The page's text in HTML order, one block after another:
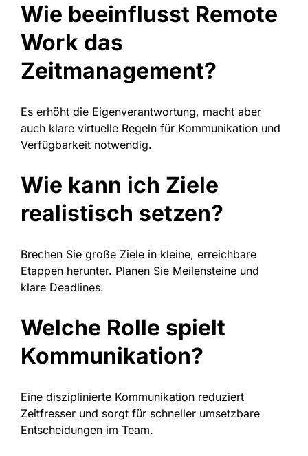
Wie beeinflusst Remote
Work das
Zeitmanagement?
Es erhöht die Eigenverantwortung, macht aber
auch klare virtuelle Regeln für Kommunikation und
Verfügbarkeit notwendig.
Wie kann ich Ziele
realistisch setzen?
Brechen Sie große Ziele in kleine, erreichbare
Etappen herunter. Planen Sie Meilensteine und
klare Deadlines.
Welche Rolle spielt
Kommunikation?
Eine disziplinierte Kommunikation reduziert
Zeitfresser und sorgt für schneller umsetzbare
Entscheidungen im Team.